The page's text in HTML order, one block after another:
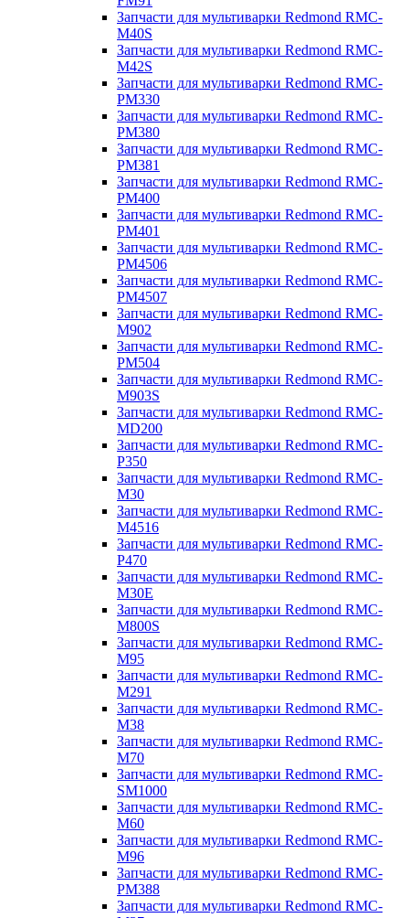
Запчасти для мультиварки Redmond RMC-
M40S
Запчасти для мультиварки Redmond RMC-
M42S
Запчасти для мультиварки Redmond RMC-
PM330
Запчасти для мультиварки Redmond RMC-
PM380
Запчасти для мультиварки Redmond RMC-
PM381
Запчасти для мультиварки Redmond RMC-
PM400
Запчасти для мультиварки Redmond RMC-
PM401
Запчасти для мультиварки Redmond RMC-
PM4506
Запчасти для мультиварки Redmond RMC-
PM4507
Запчасти для мультиварки Redmond RMC-
M902
Запчасти для мультиварки Redmond RMC-
PM504
Запчасти для мультиварки Redmond RMC-
M903S
Запчасти для мультиварки Redmond RMC-
MD200
Запчасти для мультиварки Redmond RMC-
P350
Запчасти для мультиварки Redmond RMC-
M30
Запчасти для мультиварки Redmond RMC-
M4516
Запчасти для мультиварки Redmond RMC-
P470
Запчасти для мультиварки Redmond RMC-
M30E
Запчасти для мультиварки Redmond RMC-
M800S
Запчасти для мультиварки Redmond RMC-
M95
Запчасти для мультиварки Redmond RMC-
M291
Запчасти для мультиварки Redmond RMC-
M38
Запчасти для мультиварки Redmond RMC-
M70
Запчасти для мультиварки Redmond RMC-
SM1000
Запчасти для мультиварки Redmond RMC-
M60
Запчасти для мультиварки Redmond RMC-
M96
Запчасти для мультиварки Redmond RMC-
PM388
Запчасти для мультиварки Redmond RMC-